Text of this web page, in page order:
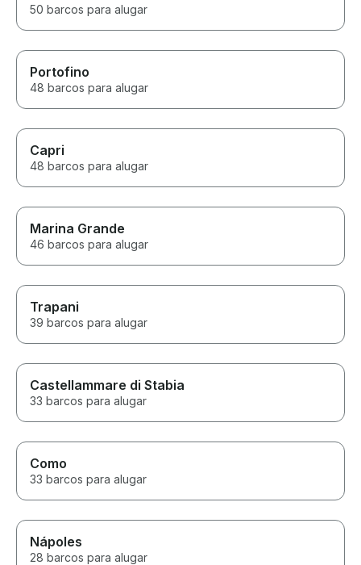
50 barcos para alugar
Portofino
48 barcos para alugar
Capri
48 barcos para alugar
Marina Grande
46 barcos para alugar
Trapani
39 barcos para alugar
Castellammare di Stabia
33 barcos para alugar
Como
33 barcos para alugar
Nápoles
28 barcos para alugar